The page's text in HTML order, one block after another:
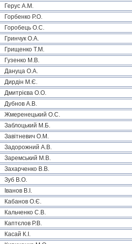
Герус А.М.
Горбенко Р.О.
Горобець О.С.
Гринчук О.А.
Грищенко Т.М.
Гузенко М.В.
Дануца О.А.
Дирдін М.Є.
Дмитрієва О.О.
Дубнов А.В.
Жмеренецький О.С.
Заблоцький М.Б.
Завітневич О.М.
Задорожний А.В.
Заремський М.В.
Захарченко В.В.
Зуб В.О.
Іванов В.І.
Кабанов О.Є.
Кальченко С.В.
Каптєлов Р.В.
Касай К.І.